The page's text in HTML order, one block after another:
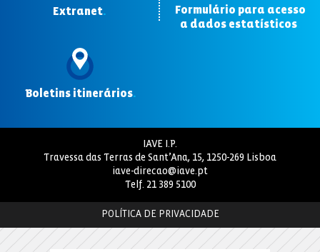
Extranet.
Formulário para acesso
a dados estatísticos
Boletins itinerários.
IAVE I.P.
Travessa das Terras de Sant’Ana, 15, 1250-269 Lisboa
iave-direcao@iave.pt
Telf. 21 389 5100
POLÍTICA DE PRIVACIDADE